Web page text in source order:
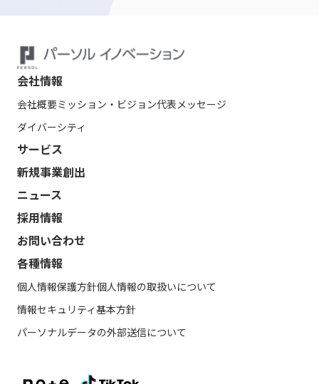
会社情報
会社概要ミッション・ビジョン代表メッセージ
ダイバーシティ
サービス
新規事業創出
ニュース
採用情報
お問い合わせ
各種情報
個人情報保護方針個人情報の取扱いについて
情報セキュリティ基本方針
パーソナルデータの外部送信について